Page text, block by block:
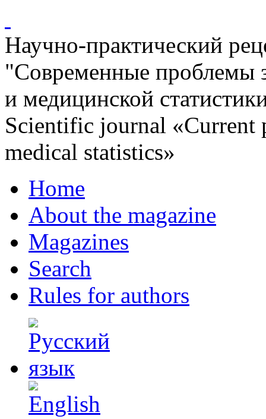
Научно-практический
"Современные проблемы
и медицинской
Scientific journal «Current
medical statistics»
Home
About the magazine
Magazines
Search
Rules for authors